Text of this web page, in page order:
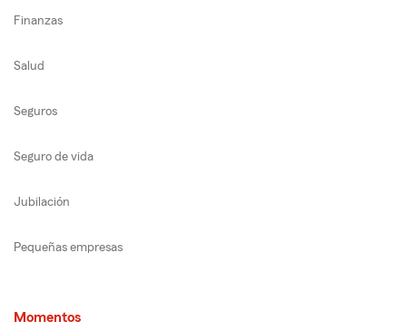
Finanzas
Salud
Seguros
Seguro de vida
Jubilación
Pequeñas empresas
Momentos